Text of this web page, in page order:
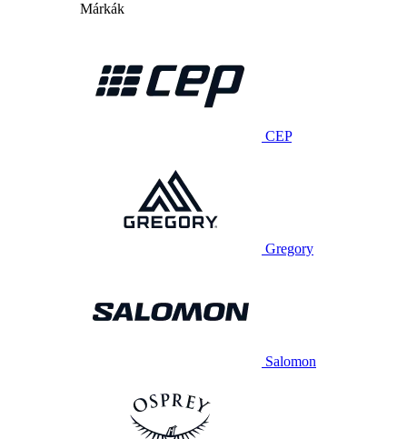
Márkák
CEP
Gregory
Salomon